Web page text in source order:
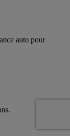
auto pour